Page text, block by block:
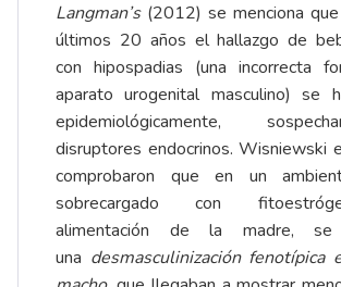
Langman’s(2012) se menciona
últimos 20 años el hallazgo de
con hipospadias (una incorrecta
aparato urogenital masculino) se
epidemiológicamente,
disruptores endocrinos. Wisniewski
comprobaron que en un
sobrecargado con
alimentación de la madre, se
una desmasculinización fenotípica